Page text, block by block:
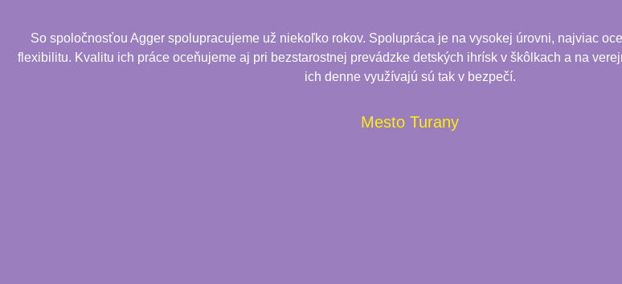
So spoločnosťou Agger spolupracujeme už niekoľko rokov. Spolupráca je na vysokej úrovni, najviac
flexibilitu. Kvalitu ich práce oceňujeme aj pri bezstarostnej prevádzke detských ihrísk v škôlkach a na
ich denne využívajú sú tak v bezpečí.
Mesto Turany